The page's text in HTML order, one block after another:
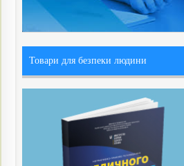
Товари для безпеки людини